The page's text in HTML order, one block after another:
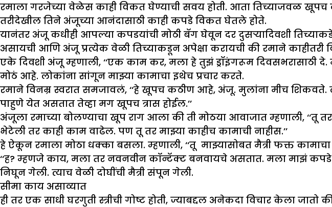
रमाला गरजेच्या वेळेस काही विकत घेण्याची सवय होती. आता तिच्याजवळ
तरीदेखील तिने अंजूच्या आनंदासाठी काही कपडे विकत घेतले होते.
यानंतर अंजू कधीही आपल्या कपडयांची मोठी बॅग घेवून दर दुसऱ्यादिवशी
असायची आणि अंजू प्रत्येक वेळी तिच्याकडून अपेक्षा करायची की रमाने
एके दिवशी अंजू म्हणाली, ‘‘एक काम कर, मला हे तुझं ड्रॉइंगरूम
मोठं आहे. लोकांना सांगून माझ्या कामाचा इथेच प्रचार करते.
रमाने विनम्र स्वरात समजावलं, ‘‘हे खूपच कठीण आहे, अंजू. मुलांना मीच
पाहुणे येत असतात तेव्हा मग खूपच त्रास होईल.’’
अंजूला रमाच्या बोलण्याचा खूप राग आला की ती मोठया आवाजात म्हणाली, ‘‘तू
भेटेली तर काही काम वाढेल. पण तू तर माझ्या काहीच कामाची नाहीस.’’
हे ऐकून रमाला मोठा धक्का बसला. म्हणाली, ‘‘तू माझ्यासोबत मैत्री फक्त
‘‘ह? म्हणजे काय, मला तर नवनवीन कॉन्टॅक्ट बनवायचे असतात. मला माझं
निघून गेली. त्याच वेळी दोघींची मैत्री संपून गेली.
सीमा काय असाव्यात
ही तर एक साधी घरगुती स्त्रीची गोष्ट होती, ज्याबद्दल अनेकदा विचार केला